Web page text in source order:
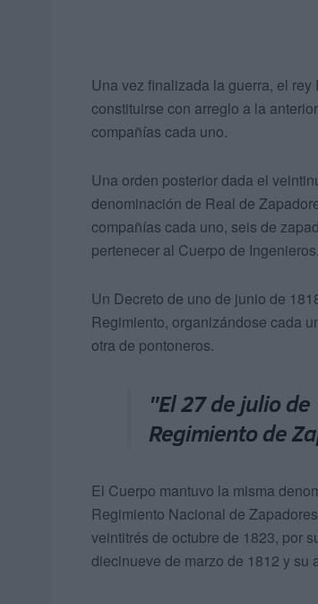
Una vez finalizada la guerra, el
constituirse con arreglo a la
compañías cada uno.
Una orden posterior dada el
denominación de Real de
compañías cada uno, seis de
pertenecer al Cuerpo de Ingenieros.
Un Decreto de uno de junio de
Regimiento, organizándose cada
otra de pontoneros.
"El 27 de julio
Regimiento de
El Cuerpo mantuvo la misma
Regimiento Nacional de
veintitrés de octubre de 1823, por
diecinueve de marzo de 1812 y su